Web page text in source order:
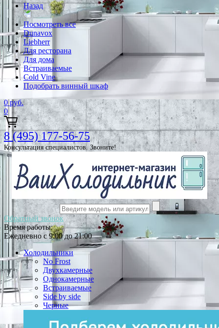
Назад
Посмотреть все
Dunavox
Liebherr
Для ресторана
Для дома
Встраиваемые
Cold Vine
Подобрать винный шкаф
0 руб.
0
8 (495) 177-56-75
Консультация специалистов. Звоните!
Обратный звонок
Время работы:
Ежедневно с 9:00 до 21:00
Холодильники
No Frost
Двухкамерные
Однокамерные
Встраиваемые
Side by side
Черные